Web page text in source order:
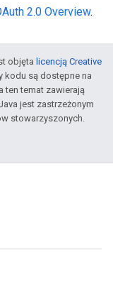
2.0 Overview.
objęta licencją Creative
kodu są dostępne na
ten temat zawierają
jest zastrzeżonym
stowarzyszonych.